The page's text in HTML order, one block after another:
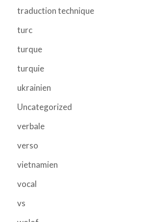
traduction technique
turc
turque
turquie
ukrainien
Uncategorized
verbale
verso
vietnamien
vocal
vs